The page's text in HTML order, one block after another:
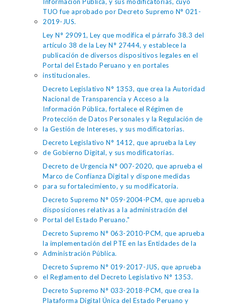
TUO fue aprobado por Decreto Supremo N° 021-
2019-JUS.
Ley N° 29091, Ley que modifica el párrafo 38.3 del
artículo 38 de la Ley N° 27444, y establece la
publicación de diversos dispositivos legales en el
Portal del Estado Peruano y en portales
institucionales.
Decreto Legislativo N° 1353, que crea la Autoridad
Nacional de Transparencia y Acceso a la
Información Pública, fortalece el Régimen de
Protección de Datos Personales y la Regulación de
la Gestión de Intereses, y sus modificatorias.
Decreto Legislativo N° 1412, que aprueba la Ley
de Gobierno Digital, y sus modificatorias.
Decreto de Urgencia N° 007-2020, que aprueba el
Marco de Confianza Digital y dispone medidas
para su fortalecimiento, y su modificatoria.
Decreto Supremo N° 059-2004-PCM, que aprueba
disposiciones relativas a la administración del
Portal del Estado Peruano."
Decreto Supremo N° 063-2010-PCM, que aprueba
la implementación del PTE en las Entidades de la
Administración Pública.
Decreto Supremo N° 019-2017-JUS, que aprueba
el Reglamento del Decreto Legislativo N° 1353.
Decreto Supremo N° 033-2018-PCM, que crea la
Plataforma Digital Única del Estado Peruano y